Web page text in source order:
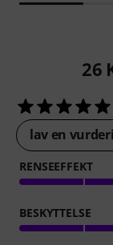
26
lav en
RENSEEFFEKT
BESKYTTELSE